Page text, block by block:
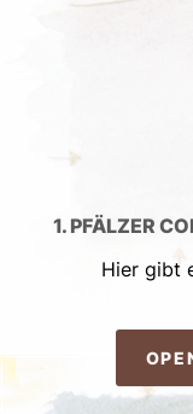
1. PFÄLZER
Hier gibt